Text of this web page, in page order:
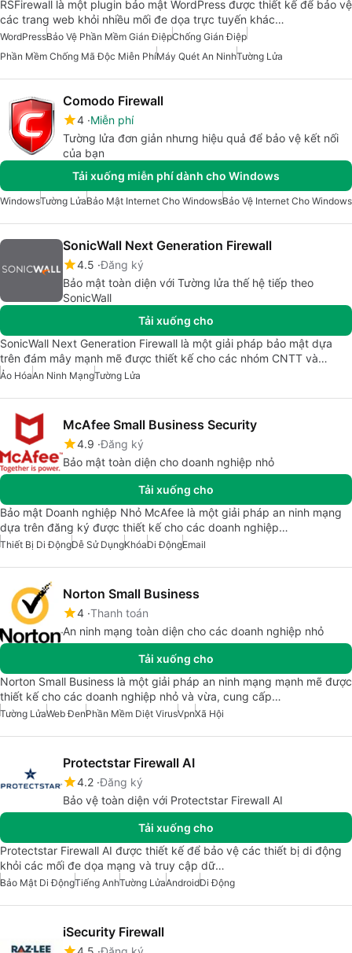
RSFirewall là một plugin bảo mật WordPress được thiết kế để bảo vệ
các trang web khỏi nhiều mối đe dọa trực tuyến khác…
WordPressBảo Vệ Phần Mềm Gián ĐiệpChống Gián Điệp
Phần Mềm Chống Mã Độc Miễn PhíMáy Quét An NinhTường Lửa
Comodo Firewall
4 Miễn phí
Tường lửa đơn giản nhưng hiệu quả để bảo vệ kết nối
của bạn
Tải xuống miễn phí dành cho Windows
WindowsTường LửaBảo Mật Internet Cho WindowsBảo Vệ Internet Cho Windows
SonicWall Next Generation Firewall
4.5 Đăng ký
Bảo mật toàn diện với Tường lửa thế hệ tiếp theo
SonicWall
Tải xuống cho
SonicWall Next Generation Firewall là một giải pháp bảo mật dựa
trên đám mây mạnh mẽ được thiết kế cho các nhóm CNTT và…
Ảo HóaAn Ninh MạngTường Lửa
McAfee Small Business Security
4.9 Đăng ký
Bảo mật toàn diện cho doanh nghiệp nhỏ
Tải xuống cho
Bảo mật Doanh nghiệp Nhỏ McAfee là một giải pháp an ninh mạng
dựa trên đăng ký được thiết kế cho các doanh nghiệp…
Thiết Bị Di ĐộngDễ Sử DụngKhóaDi ĐộngEmail
Norton Small Business
4 Thanh toán
An ninh mạng toàn diện cho các doanh nghiệp nhỏ
Tải xuống cho
Norton Small Business là một giải pháp an ninh mạng mạnh mẽ được
thiết kế cho các doanh nghiệp nhỏ và vừa, cung cấp…
Tường LửaWeb ĐenPhần Mềm Diệt VirusVpnXã Hội
Protectstar Firewall AI
4.2 Đăng ký
Bảo vệ toàn diện với Protectstar Firewall AI
Tải xuống cho
Protectstar Firewall AI được thiết kế để bảo vệ các thiết bị di động
khỏi các mối đe dọa mạng và truy cập dữ…
Bảo Mật Di ĐộngTiếng AnhTường LửaAndroidDi Động
iSecurity Firewall